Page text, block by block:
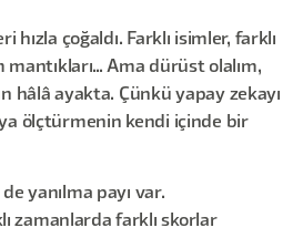
hızla çoğaldı. Farklı isimler, farklı
Ama dürüst olalım,
hâlâ ayakta. Çünkü yapay zekayı
ölçtürmenin kendi içinde bir
yanılma payı var.
zamanlarda farklı skorlar